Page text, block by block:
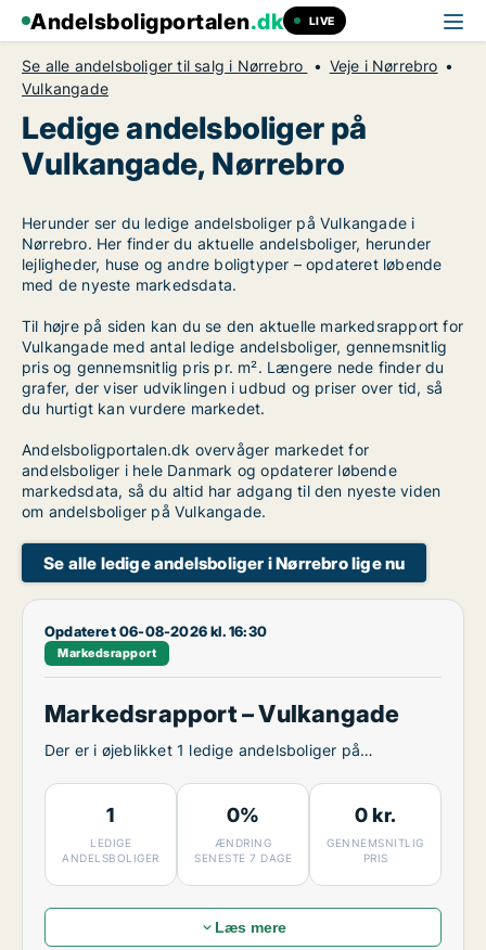
Andelsboligportalen.dk LIVE
Se alle andelsboliger til salg i Nørrebro
Veje i Nørrebro
Vulkangade
Ledige andelsboliger på
Vulkangade, Nørrebro
Herunder ser du ledige andelsboliger på Vulkangade i
Nørrebro. Her finder du aktuelle andelsboliger, herunder
lejligheder, huse og andre boligtyper – opdateret løbende
med de nyeste markedsdata.
Til højre på siden kan du se den aktuelle markedsrapport for
Vulkangade med antal ledige andelsboliger, gennemsnitlig
pris og gennemsnitlig pris pr. m². Længere nede finder du
grafer, der viser udviklingen i udbud og priser over tid, så
du hurtigt kan vurdere markedet.
Andelsboligportalen.dk overvåger markedet for
andelsboliger i hele Danmark og opdaterer løbende
markedsdata, så du altid har adgang til den nyeste viden
om andelsboliger på Vulkangade.
Se alle ledige andelsboliger i Nørrebro lige nu
Opdateret 06-08-2026 kl. 16:30
Markedsrapport
Markedsrapport – Vulkangade
Der er i øjeblikket 1 ledige andelsboliger på
1
LEDIGE
ANDELSBOLIGER
0%
ÆNDRING
SENESTE 7 DAGE
0 kr.
GENNEMSNITLIG
PRIS
Læs mere